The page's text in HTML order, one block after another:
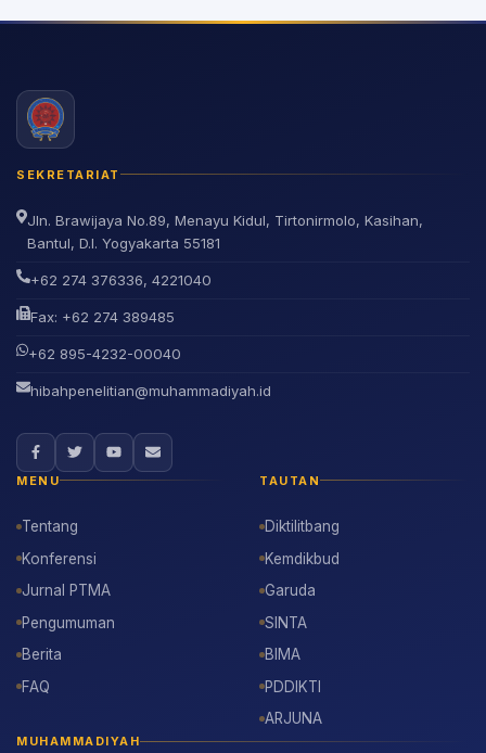
SEKRETARIAT
Jln. Brawijaya No.89, Menayu Kidul, Tirtonirmolo, Kasihan,
Bantul, D.I. Yogyakarta 55181
+62 274 376336, 4221040
Fax: +62 274 389485
+62 895-4232-00040
hibahpenelitian@muhammadiyah.id
MENU
Tentang
Konferensi
Jurnal PTMA
Pengumuman
Berita
FAQ
TAUTAN
Diktilitbang
Kemdikbud
Garuda
SINTA
BIMA
PDDIKTI
ARJUNA
MUHAMMADIYAH